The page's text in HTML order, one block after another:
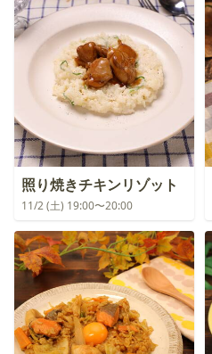
照り焼きチキンリゾット
11/2 (土) 19:00〜20:00